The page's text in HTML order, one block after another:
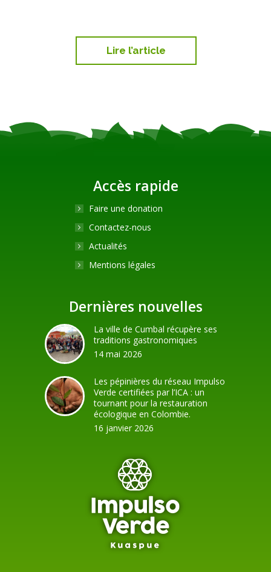
Lire l’article
Accès rapide
Faire une donation
Contactez-nous
Actualités
Mentions légales
Dernières nouvelles
La ville de Cumbal récupère ses
traditions gastronomiques
14 mai 2026
Les pépinières du réseau Impulso
Verde certifiées par l’ICA : un
tournant pour la restauration
écologique en Colombie.
16 janvier 2026